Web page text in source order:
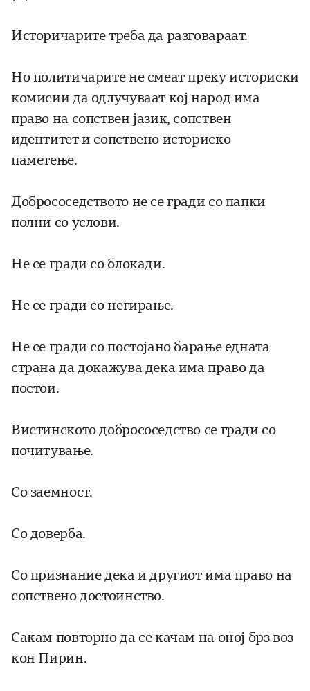
Историчарите треба да разговараат.
Но политичарите не смеат преку историски
комисии да одлучуваат кој народ има
право на сопствен јазик, сопствен
идентитет и сопствено историско
паметење.
Добрососедството не се гради со папки
полни со услови.
Не се гради со блокади.
Не се гради со негирање.
Не се гради со постојано барање едната
страна да докажува дека има право да
постои.
Вистинското добрососедство се гради со
почитување.
Со заемност.
Со доверба.
Со признание дека и другиот има право на
сопствено достоинство.
Сакам повторно да се качам на оној брз воз
кон Пирин.